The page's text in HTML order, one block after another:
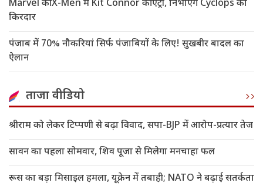
Marvel की X-Men में Kit Connor की एंट्री, निभाएंगे Cyclops का
किरदार
पंजाब में 70% नौकरियां सिर्फ पंजाबियों के लिए! सुखबीर बादल का
ऐलान
ताजा वीडियो
श्रीराम को लेकर टिप्पणी से बढ़ा विवाद, सपा-BJP में आरोप-प्रत्यार तेज
सावन का पहला सोमवार, शिव पूजा से मिलेगा मनचाहा फल
रूस का बड़ा मिसाइल हमला, यूक्रेन में तबाही; NATO ने बढ़ाई सतर्कता